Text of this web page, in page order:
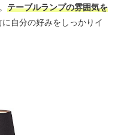
テーブルランプの雰囲気を
自分の好みをしっかりイ